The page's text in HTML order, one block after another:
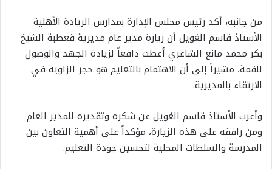
من جانبه، أكد رئيس مجلس الإدارة بمدارس الريادة الأهلية
الأستاذ قاسم الغويل أن زيارة مدير عام مديرية قعطبة الشيخ
بكر محمد مانع الشاعري أعطت دافعاً لزيادة الجهد والوصول
للقمة، مشيراً إلى أن الاهتمام بالتعليم هو حجر الزاوية في
الارتقاء بالمديرية.
وأعرب الأستاذ قاسم الغويل عن شكره وتقديره للمدير العام
ومن رافقه على هذه الزيارة، مؤكداً على أهمية التعاون بين
المدرسة والسلطات المحلية لتحسين جودة التعليم.